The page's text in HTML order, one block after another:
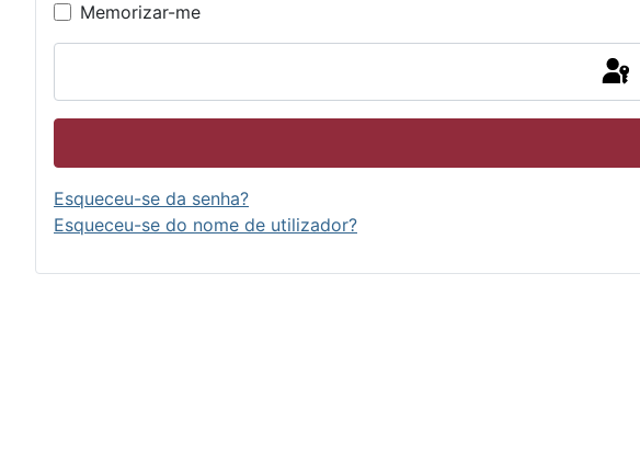
Memorizar-me
Esqueceu-se da senha?
Esqueceu-se do nome de utilizador?